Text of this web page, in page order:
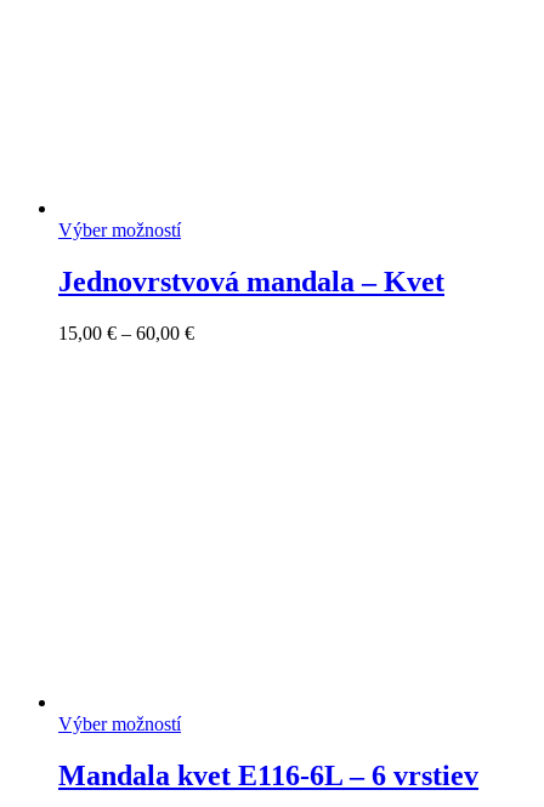
Výber možností
Jednovrstvová mandala – Kvet
15,00 € – 60,00 €Price
Výber možností
Mandala kvet E116-6L – 6 vrstiev